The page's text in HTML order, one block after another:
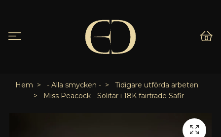
0
Hem - Alla smycken -
Tidigare utförda arbeten
Miss Peacock - Solitär i 18K fairtrade Safir